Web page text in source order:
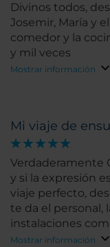
Divinos todos,
Josemir, María y el resto de las chicas y chicos del
comedor y la cocina. Me encantó todo. Los
y mil veces
Mostrar información
Mi viaje de
Verdaderamente
y si la expresión
viaje perfecto,
te da el personal,
instalaciones
tiene todo.
Mostrar información